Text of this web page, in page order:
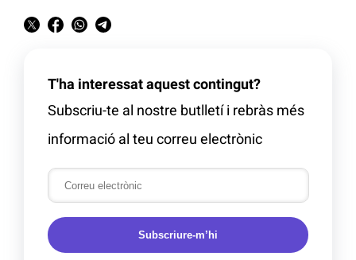
T'ha interessat aquest contingut?
Subscriu-te al nostre butlletí i rebràs més
informació al teu correu electrònic
Subscriure-m’hi